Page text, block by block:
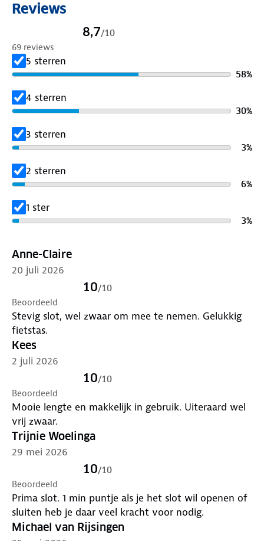
- Lengte: 140/110/85 cm
- Gewicht: 14 cm = 3185 g
Reviews
8,7/10
69 reviews
5 sterren
58%
4 sterren
30%
3 sterren
3%
2 sterren
6%
1 ster
3%
Anne-Claire
20 juli 2026
10/10
Beoordeeld
Stevig slot, wel zwaar om mee te nemen. Gelukkig
fietstas.
Kees
2 juli 2026
10/10
Beoordeeld
Mooie lengte en makkelijk in gebruik. Uiteraard wel
vrij zwaar.
Trijnie Woelinga
29 mei 2026
10/10
Beoordeeld
Prima slot. 1 min puntje als je het slot wil openen of
sluiten heb je daar veel kracht voor nodig.
Michael van Rijsingen